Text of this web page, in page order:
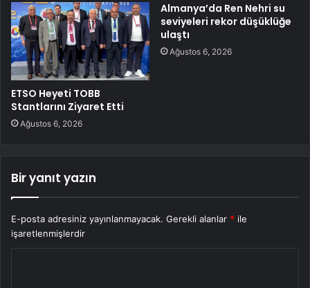
ETSO Heyeti TOBB
Stantlarını Ziyaret Etti
Ağustos 6, 2026
Almanya’da Ren Nehri su
seviyeleri rekor düşüklüğe
ulaştı
Ağustos 6, 2026
Bir yanıt yazın
E-posta adresiniz yayınlanmayacak. Gerekli alanlar * ile
işaretlenmişlerdir